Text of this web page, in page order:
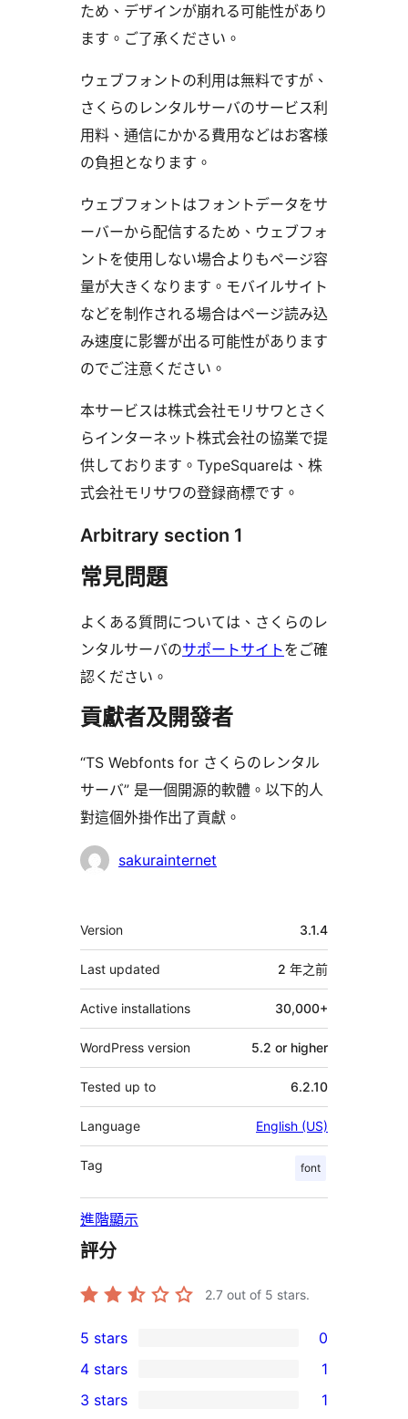
ため、デザインが崩れる可能性があり
ます。ご了承ください。
ウェブフォントの利用は無料ですが、
さくらのレンタルサーバのサービス利
用料、通信にかかる費用などはお客様
の負担となります。
ウェブフォントはフォントデータをサ
ーバーから配信するため、ウェブフォ
ントを使用しない場合よりもページ容
量が大きくなります。モバイルサイト
などを制作される場合はページ読み込
み速度に影響が出る可能性があります
のでご注意ください。
本サービスは株式会社モリサワとさく
らインターネット株式会社の協業で提
供しております。TypeSquareは、株
式会社モリサワの登録商標です。
Arbitrary section 1
常見問題
よくある質問については、さくらのレ
ンタルサーバのサポートサイトをご確
認ください。
貢獻者及開發者
“TS Webfonts for さくらのレンタル
サーバ” 是一個開源的軟體。以下的人
對這個外掛作出了貢獻。
貢
sakurainternet
其
它
Version 3.1.4
Last updated 2 年之前
Active installations 30,000+
WordPress version 5.2 or higher
Tested up to 6.2.10
Language English (US)
Tag font
進階顯示
評分
2.7 out of 5 stars.
0
5-
star
5 stars 0
4-
4 stars 1
1
3 stars 1